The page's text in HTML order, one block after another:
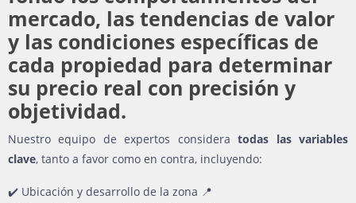
mercado, las tendencias de valor
y las condiciones específicas de
cada propiedad para determinar
su precio real con precisión y
objetividad.
Nuestro equipo de expertos consideratodas las variables
clave, tanto a favor como en contra, incluyendo:
✔️ Ubicación y desarrollo de la zona 📍